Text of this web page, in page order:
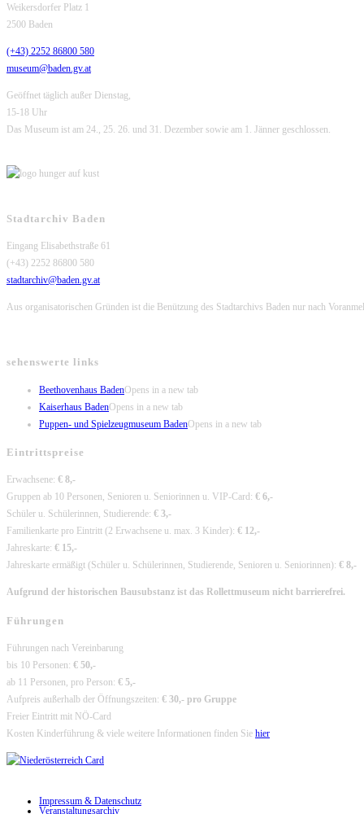
Weikersdorfer Platz 1
2500 Baden
(+43) 2252 86800 580
museum@baden.gv.at
Geöffnet täglich außer Dienstag,
15-18 Uhr
Das Museum ist am 24., 25. 26. und 31. Dezember sowie am 1. Jänner geschlossen.
Stadtarchiv Baden
Eingang Elisabethstraße 61
(+43) 2252 86800 580
stadtarchiv@baden.gv.at
Aus organisatorischen Gründen ist die Benützung des Stadtarchivs Baden nur nach
sehenswerte links
Beethovenhaus BadenOpens in a new tab
Kaiserhaus BadenOpens in a new tab
Puppen- und Spielzeugmuseum BadenOpens in a new tab
Eintrittspreise
Erwachsene: € 8,-
Gruppen ab 10 Personen, Senioren u. Seniorinnen u. VIP-Card: € 6,-
Schüler u. Schülerinnen, Studierende: € 3,-
Familienkarte pro Eintritt (2 Erwachsene u. max. 3 Kinder): € 12,-
Jahreskarte: € 15,-
Jahreskarte ermäßigt (Schüler u. Schülerinnen, Studierende, Senioren u. Seniorinnen): € 8,-
Aufgrund der historischen Bausubstanz ist das Rollettmuseum nicht barrierefrei.
Führungen
Führungen nach Vereinbarung
bis 10 Personen: € 50,-
ab 11 Personen, pro Person: € 5,-
Aufpreis außerhalb der Öffnungszeiten: € 30,- pro Gruppe
Freier Eintritt mit NÖ-Card
Kosten Kinderführung & viele weitere Informationen finden Sie hier
Impressum & Datenschutz
Veranstaltungsarchiv